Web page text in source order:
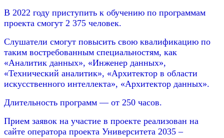
В 2022 году приступить к обучению по программам
проекта смогут 2 375 человек.
Слушатели смогут повысить свою квалификацию по
таким востребованным специальностям, как
«Аналитик данных», «Инженер данных»,
«Технический аналитик», «Архитектор в области
искусственного интеллекта», «Архитектор данных».
Длительность программ — от 250 часов.
Прием заявок на участие в проекте реализован на
сайте оператора проекта Университета 2035 –